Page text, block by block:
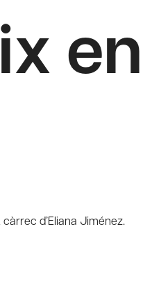
en
càrrec d’Eliana Jiménez.